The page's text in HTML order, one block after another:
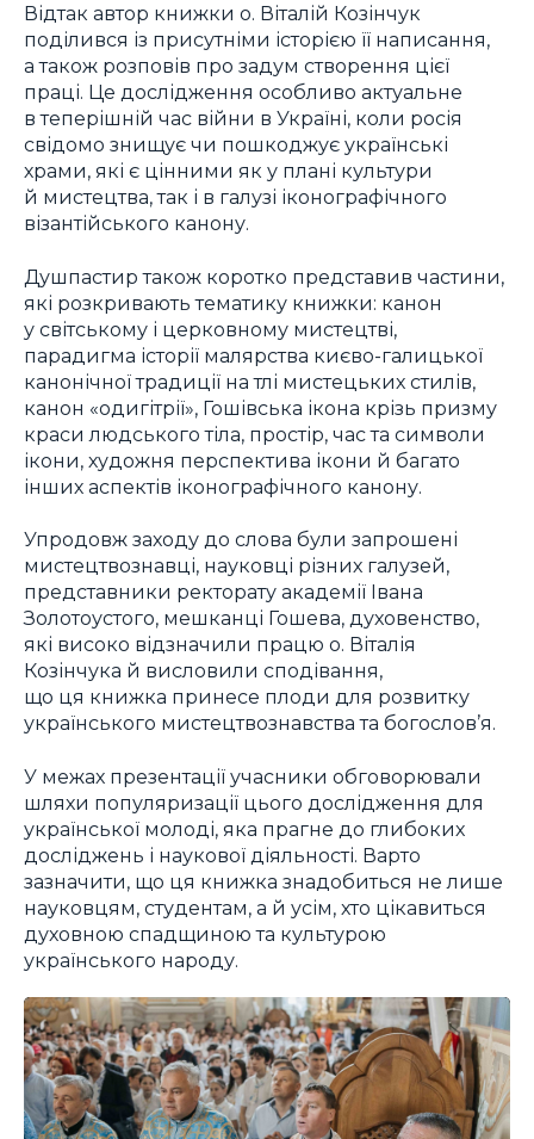
Відтак автор книжки о. Віталій Козінчук
поділився із присутніми історією її написання,
а також розповів про задум створення цієї
праці. Це дослідження особливо актуальне
в теперішній час війни в Україні, коли росія
свідомо знищує чи пошкоджує українські
храми, які є цінними як у плані культури
й мистецтва, так і в галузі іконографічного
візантійського канону.
Душпастир також коротко представив частини,
які розкривають тематику книжки: канон
у світському і церковному мистецтві,
парадигма історії малярства києво-галицької
канонічної традиції на тлі мистецьких стилів,
канон «одигітрії», Гошівська ікона крізь призму
краси людського тіла, простір, час та символи
ікони, художня перспектива ікони й багато
інших аспектів іконографічного канону.
Упродовж заходу до слова були запрошені
мистецтвознавці, науковці різних галузей,
представники ректорату академії Івана
Золотоустого, мешканці Гошева, духовенство,
які високо відзначили працю о. Віталія
Козінчука й висловили сподівання,
що ця книжка принесе плоди для розвитку
українського мистецтвознавства та богослов’я.
У межах презентації учасники обговорювали
шляхи популяризації цього дослідження для
української молоді, яка прагне до глибоких
досліджень і наукової діяльності. Варто
зазначити, що ця книжка знадобиться не лише
науковцям, студентам, а й усім, хто цікавиться
духовною спадщиною та культурою
українського народу.